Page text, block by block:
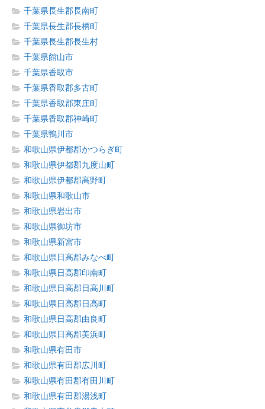
千葉県長生郡長南町
千葉県長生郡長柄町
千葉県長生郡長生村
千葉県館山市
千葉県香取市
千葉県香取郡多古町
千葉県香取郡東庄町
千葉県香取郡神崎町
千葉県鴨川市
和歌山県伊都郡かつらぎ町
和歌山県伊都郡九度山町
和歌山県伊都郡高野町
和歌山県和歌山市
和歌山県岩出市
和歌山県御坊市
和歌山県新宮市
和歌山県日高郡みなべ町
和歌山県日高郡印南町
和歌山県日高郡日高川町
和歌山県日高郡日高町
和歌山県日高郡由良町
和歌山県日高郡美浜町
和歌山県有田市
和歌山県有田郡広川町
和歌山県有田郡有田川町
和歌山県有田郡湯浅町